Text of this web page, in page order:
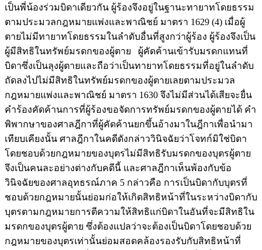
เป็นพี่น้องร่วมบิดาเดียวกัน ผู้ร้องจึงอยู่ในฐานะทายาทโดยธรรม
ตามประมวลกฎหมายแพ่งและพาณิชย์ มาตรา 1629 (4) เมื่อผู้
ตายไม่มีทายาทโดยธรรมในลำดับอื่นที่สูงกว่าผู้ร้อง ผู้ร้องจึงเป็น
ผู้มีสิทธิในทรัพย์มรดกของผู้ตาย ผู้คัดค้านเข้ารับมรดกแทนที่
บิดาซึ่งเป็นลุงผู้ตายและถือว่าเป็นทายาทโดยธรรมที่อยู่ในลำดับ
ถัดลงไปไม่มีสิทธิในทรัพย์มรดกของผู้ตายเลยตามประมวล
กฎหมายแพ่งและพาณิชย์ มาตรา 1630 จึงไม่มีส่วนได้เสียจะยื่น
คำร้องคัดค้านการที่ผู้ร้องขอจัดการทรัพย์มรดกของผู้ตายได้ คำ
พิพากษาของศาลฎีกาที่ผู้คัดค้านยกขึ้นอ้างมาในฎีกาเพื่อนำมา
เทียบเคียงนั้น ศาลฎีกาในคดีดังกล่าววินิจฉัยว่าโจทก์มิใช่บิดา
โดยชอบด้วยกฎหมายของบุตรไม่มีสิทธิรับมรดกของบุตรผู้ตาย
จึงเป็นคนละอย่างต่างกับคดีนี้ และศาลฎีกาเห็นพ้องกับข้อ
วินิจฉัยของศาลอุทธรณ์ภาค 5 กล่าวคือ การเป็นบิดากับบุตรที่
ชอบด้วยกฎหมายนั้นย่อมก่อให้เกิดสิทธิหน้าที่ในระหว่างบิดากับ
บุตรตามกฎหมายการตีความให้สิทธิแก่บิดาในอันที่จะมีสิทธิใน
มรดกของบุตรผู้ตาย ซึ่งต้องแปลว่าจะต้องเป็นบิดาโดยชอบด้วย
กฎหมายของบุตรเท่านั้นย่อมสอดคล้องรองรับกับสิทธิหน้าที่